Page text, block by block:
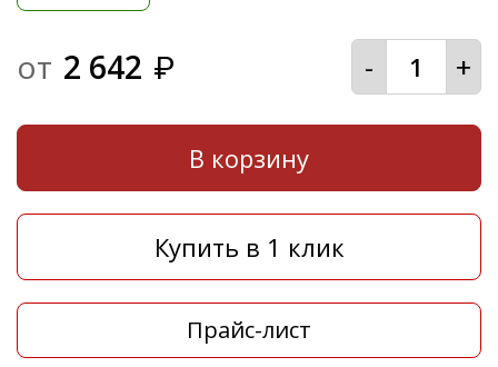
от 2 642 ₽ - +
В корзину
Купить в 1 клик
Прайс-лист